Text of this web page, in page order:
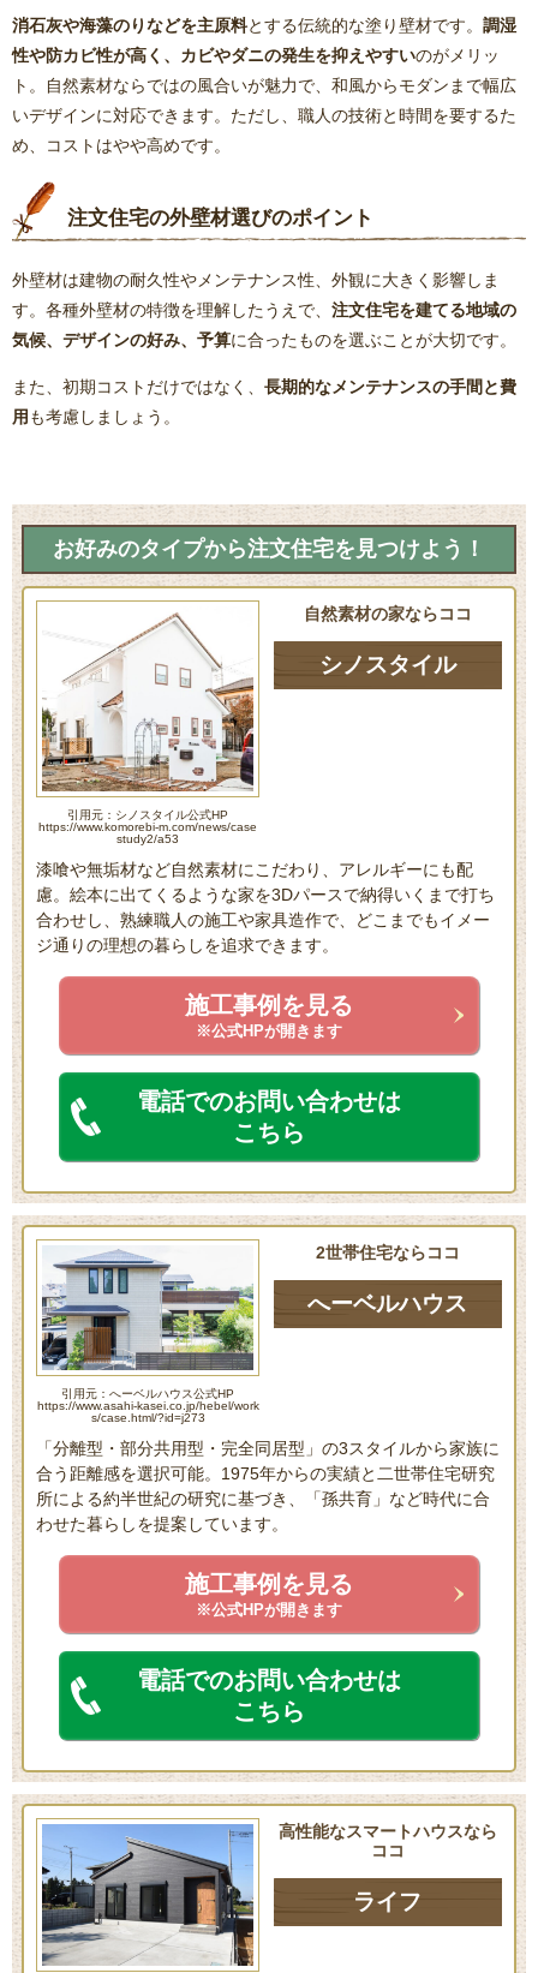
消石灰や海藻のりなどを主原料とする伝統的な塗り壁材です。 調湿
性や防カビ性が高く、カビやダニの発生を抑えやすいのがメリッ
ト。自然素材ならではの風合いが魅力で、和風からモダンまで幅広
いデザインに対応できます。ただし、職人の技術と時間を要するた
め、コストはやや高めです。
注文住宅の外壁材選びのポイント
外壁材は建物の耐久性やメンテナンス性、外観に大きく影響しま
す。各種外壁材の特徴を理解したうえで、 注文住宅を建てる地域の
気候、デザインの好み、予算に合ったものを選ぶことが大切です。
また、初期コストだけではなく、 長期的なメンテナンスの手間と費
用 も考慮しましょう。
お好みのタイプから注文住宅を見つけよう！
自然素材の家ならココ
シノスタイル
引用元：シノスタイル公式HP
https://www.komorebi-m.com/news/case
study2/a53
漆喰や無垢材など自然素材にこだわり、アレルギーにも配
慮。絵本に出てくるような家を3Dパースで納得いくまで打ち
合わせし、熟練職人の施工や家具造作で、どこまでもイメー
ジ通りの理想の暮らしを追求できます。
施工事例を見る
※公式HPが開きます
電話でのお問い合わせは
こちら
2世帯住宅ならココ
へーベルハウス
引用元：へーベルハウス公式HP
https://www.asahi-kasei.co.jp/hebel/work
s/case.html/?id=j273
「分離型・部分共用型・完全同居型」の3スタイルから家族に
合う距離感を選択可能。1975年からの実績と二世帯住宅研究
所による約半世紀の研究に基づき、「孫共育」など時代に合
わせた暮らしを提案しています。
施工事例を見る
※公式HPが開きます
電話でのお問い合わせは
こちら
高性能なスマートハウスなら
ココ
ライフ